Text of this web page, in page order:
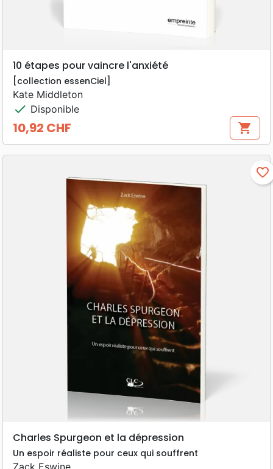
10 étapes pour vaincre l'anxiété
[collection essenCiel]
Kate Middleton
check Disponible
Prix
10,92 CHF shopping_cart
favorite_border
Charles Spurgeon et la dépression
Un espoir réaliste pour ceux qui souffrent